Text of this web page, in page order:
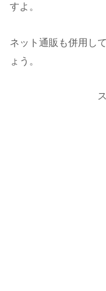
すよ。
ネット通販も併用し
ょう。